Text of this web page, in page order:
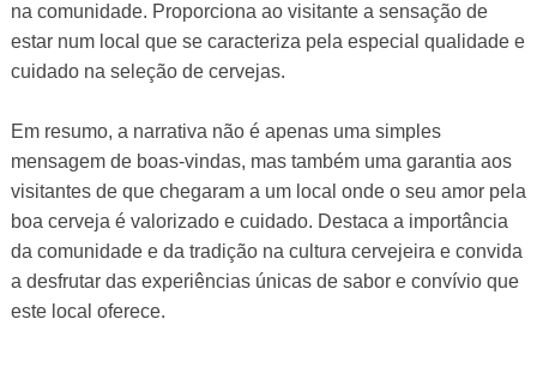
na comunidade. Proporciona ao visitante a sensação de
estar num local que se caracteriza pela especial qualidade e
cuidado na seleção de cervejas.
Em resumo, a narrativa não é apenas uma simples
mensagem de boas-vindas, mas também uma garantia aos
visitantes de que chegaram a um local onde o seu amor pela
boa cerveja é valorizado e cuidado. Destaca a importância
da comunidade e da tradição na cultura cervejeira e convida
a desfrutar das experiências únicas de sabor e convívio que
este local oferece.